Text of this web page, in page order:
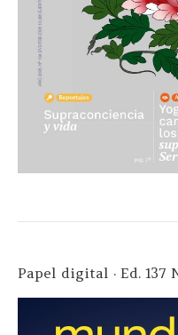
Papel digital · Ed. 137